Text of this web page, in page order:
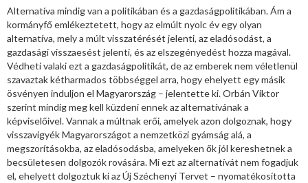
Alternatíva mindig van a politikában és a gazdaságpolitikában. Ám a
kormányfő emlékeztetett, hogy az elmúlt nyolc év egy olyan
alternatíva, mely a múlt visszatérését jelenti, az eladósodást, a
gazdasági visszaesést jelenti, és az elszegényedést hozza magával.
Védheti valaki ezt a gazdaságpolitikát, de az emberek nem véletlenül
szavaztak kétharmados többséggel arra, hogy ehelyett egy másik
ösvényen induljon el Magyarország – jelentette ki. Orbán Viktor
szerint mindig meg kell küzdeni ennek az alternatívának a
képviselőivel. Vannak a múltnak erői, amelyek azon dolgoznak, hogy
visszavigyék Magyarországot a nemzetközi gyámság alá, a
megszorításokba, az eladósodásba, amelyeken ők jól kereshetnek a
becsületesen dolgozók rovására. Mi ezt az alternatívát nem fogadjuk
el, ehelyett dolgoztuk ki az Új Széchenyi Tervet – nyomatékosította